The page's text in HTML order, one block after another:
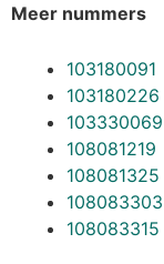
Meer nummers
103180091
103180226
103330069
108081219
108081325
108083303
108083315